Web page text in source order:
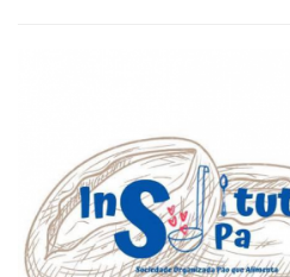
VALORES
TRANSFERÃªNCIA